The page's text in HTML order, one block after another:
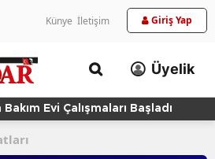
Künye İletişim Giriş Yap
Üyelik
Evi Çalışmaları Başladı